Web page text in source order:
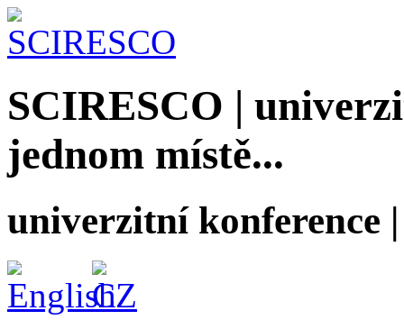
SCIRESCO |
jednom místě...
univerzitní konference